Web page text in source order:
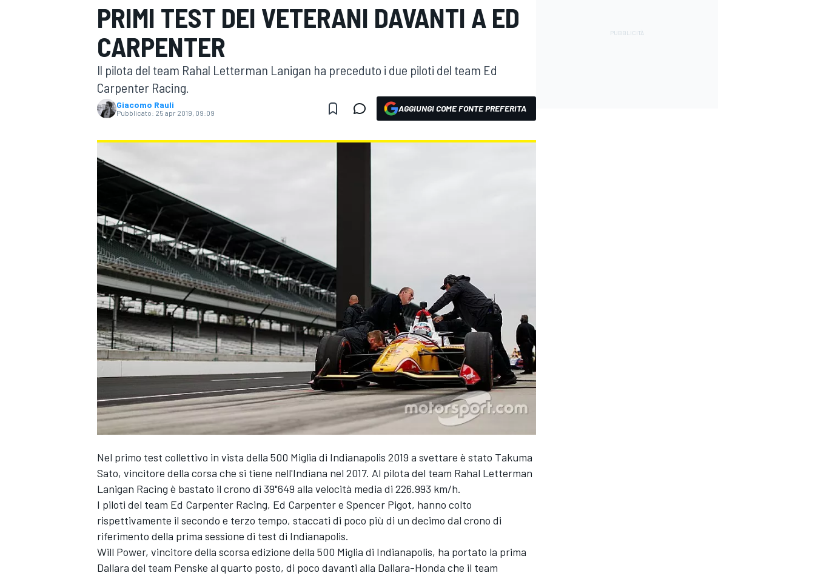
MOTOGP WEC
MONOPOSTO
PRIMI TEST DEI VETERANI DAVANTI A ED
CARPENTER
Il pilota del team Rahal Letterman Lanigan ha preceduto i due piloti del team Ed
Carpenter Racing.
Giacomo Rauli
Pubblicato: 25 apr 2019, 09:09 AGGIUNGI COME FONTE PREFERITA
Nel primo test collettivo in vista della 500 Miglia di Indianapolis 2019 a svettare è stato Takuma
Sato, vincitore della corsa che si tiene nell'Indiana nel 2017. Al pilota del team Rahal Letterman
Lanigan Racing è bastato il crono di 39"649 alla velocità media di 226.993 km/h.
I piloti del team Ed Carpenter Racing, Ed Carpenter e Spencer Pigot, hanno colto
rispettivamente il secondo e terzo tempo, staccati di poco più di un decimo dal crono di
riferimento della prima sessione di test di Indianapolis.
Will Power, vincitore della scorsa edizione della 500 Miglia di Indianapolis, ha portato la prima
Dallara del team Penske al quarto posto, di poco davanti alla Dallara-Honda che il team